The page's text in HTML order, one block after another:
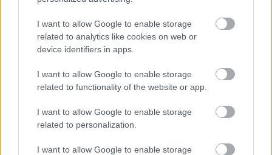
I want to allow Google to enable storage
related to analytics like cookies on web or
device identifiers in apps.
I want to allow Google to enable storage
related to functionality of the website or app.
I want to allow Google to enable storage
related to personalization.
I want to allow Google to enable storage
AZ EMBERSÉG ÜNNEPE
VECSEI H. MIKLÓS A ZSÁMBÉKI NYÁRI